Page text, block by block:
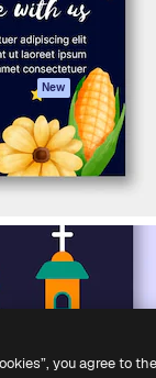
de
New
de cookies
de
you agree to